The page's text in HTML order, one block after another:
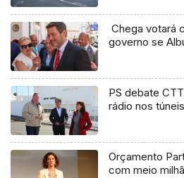
Chega votará
governo se
PS debate
rádio nos
Orçamento
com meio